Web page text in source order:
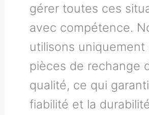
gérer toutes ces
avec compétence.
utilisons uniquement
pièces de rechange
qualité, ce qui
fiabilité et la